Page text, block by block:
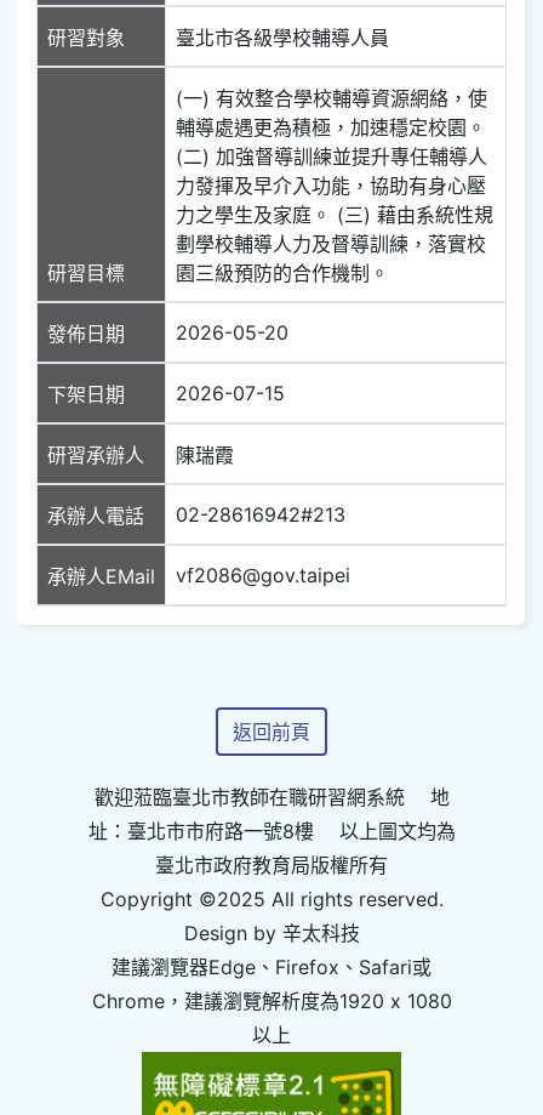
研習對象 臺北市各級學校輔導人員
研習目標
(一) 有效整合學校輔導資源網絡，使
輔導處遇更為積極，加速穩定校園。
(二) 加強督導訓練並提升專任輔導人
力發揮及早介入功能，協助有身心壓
力之學生及家庭。 (三) 藉由系統性規
劃學校輔導人力及督導訓練，落實校
園三級預防的合作機制。
發佈日期 2026-05-20
下架日期 2026-07-15
研習承辦人 陳瑞霞
承辦人電話 02-28616942#213
承辦人EMail vf2086@gov.taipei
返回前頁
歡迎蒞臨臺北市教師在職研習網系統 地
址：臺北市市府路一號8樓 以上圖文均為
臺北市政府教育局版權所有
Copyright ©2025 All rights reserved.
Design by 辛太科技
建議瀏覽器Edge、Firefox、Safari或
Chrome，建議瀏覽解析度為1920 x 1080
以上